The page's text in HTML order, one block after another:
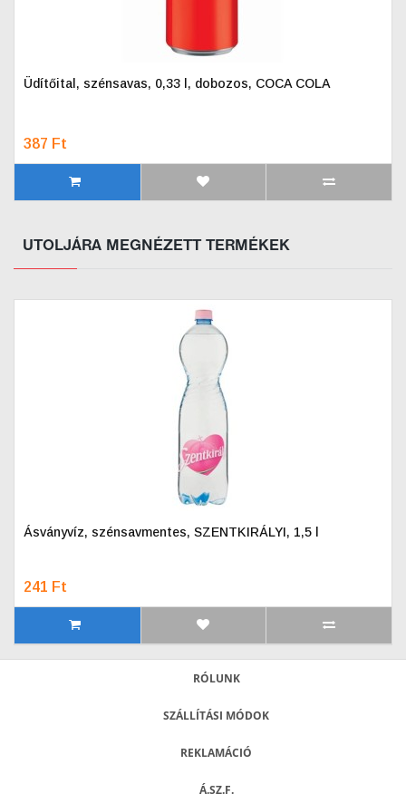
Üdítőital, szénsavas, 0,33 l, dobozos, COCA COLA
387 Ft
UTOLJÁRA MEGNÉZETT TERMÉKEK
Ásványvíz, szénsavmentes, SZENTKIRÁLYI, 1,5 l
241 Ft
RÓLUNK
SZÁLLÍTÁSI MÓDOK
REKLAMÁCIÓ
Á.SZ.F.